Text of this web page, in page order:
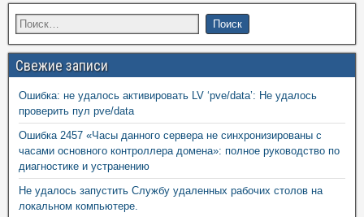
Свежие записи
Ошибка: не удалось активировать LV ‘pve/data’: Не удалось
проверить пул pve/data
Ошибка 2457 «Часы данного сервера не синхронизированы с
часами основного контроллера домена»: полное руководство по
диагностике и устранению
Не удалось запустить Службу удаленных рабочих столов на
локальном компьютере.